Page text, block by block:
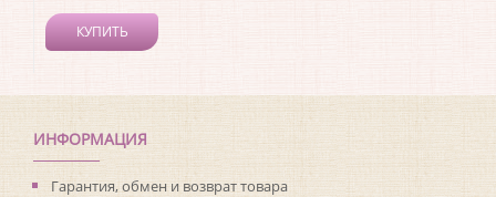
КУПИТЬ
Длина рулона:
10.05
Ширина рулона: 0.53
Материал покрытия:Текстильное
Страна:Германия
ИНФОРМАЦИЯ
Гарантия, обмен и возврат товара